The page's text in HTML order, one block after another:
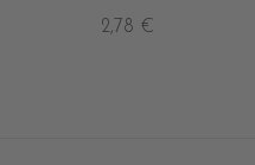
2,78 €